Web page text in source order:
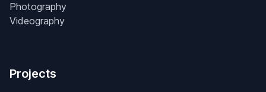
Photography
Videography
Projects